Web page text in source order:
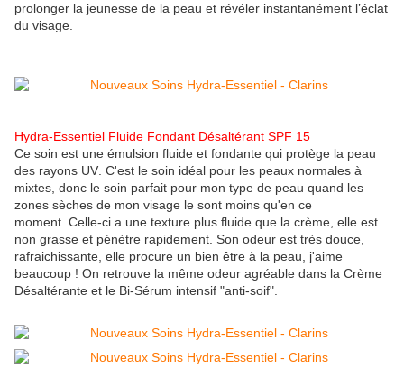
prolonger la jeunesse de la peau et révéler instantanément l’éclat
du visage.
Hydra-Essentiel Fluide Fondant Désaltérant SPF 15
Ce soin est une émulsion fluide et fondante qui protège la peau
des rayons UV. C'est le soin idéal pour les peaux normales à
mixtes, donc le soin parfait pour mon type de peau quand les
zones sèches de mon visage le sont moins qu'en ce
moment. Celle-ci a une texture plus fluide que la crème, elle est
non grasse et pénètre rapidement. Son odeur est très douce,
rafraichissante, elle procure un bien être à la peau, j'aime
beaucoup ! On retrouve la même odeur agréable dans la Crème
Désaltérante et le Bi-Sérum intensif "anti-soif".